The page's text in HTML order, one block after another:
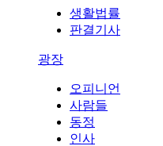
생활법률
판결기사
광장
오피니언
사람들
동정
인사